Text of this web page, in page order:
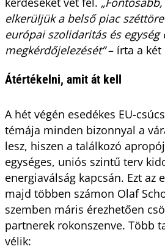
elkerüljük a belső piac
európai szolidaritás és egység
megkérdőjelezését”– írta a két
Átértékelni, amit át kell
A hét végén esedékes EU-
témája minden bizonnyal a
lesz, hiszen a találkozó
egységes, uniós szintű terv
energiaválság kapcsán. Ezt az
majd többen számon Olaf
szemben máris érezhetően
partnerek rokonszenve. Több
vélik: